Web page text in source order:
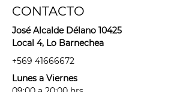
(cera, hilo, pinzas, bandas
depilatorias, maquina depilatoria,
sugaring, etc).
- Usar sólo rasuradora o métodos
que corten el pelo entre tus
CONTACTO
José Alcalde Délano 10425
Local 4, Lo Barnechea
+569 41666672
Lunes a Viernes